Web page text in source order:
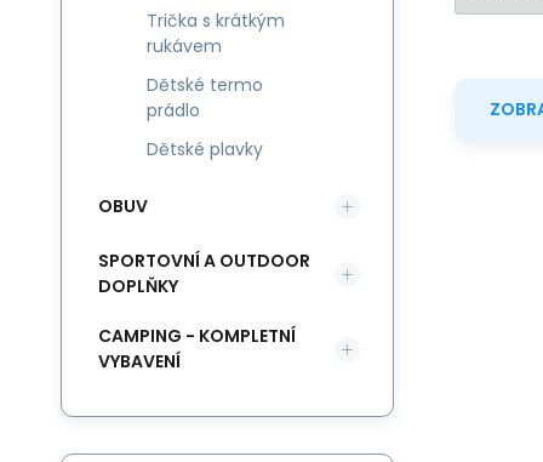
Trička s krátkým
rukávem
Dětské termo
prádlo
Dětské plavky
OBUV
SPORTOVNÍ A OUTDOOR
DOPLŇKY
CAMPING - KOMPLETNÍ
VYBAVENÍ